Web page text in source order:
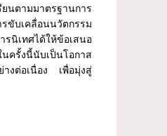
นตามมาตรฐานการ
ขับเคลื่อนนวัตกรรม
นิเทศได้ให้ข้อเสนอ
นครั้งนี้นับเป็นโอกาส
งต่อเนื่อง เพื่อมุ่งสู่